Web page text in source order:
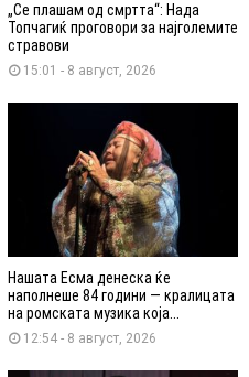
„Се плашам од смртта“: Нада
Топчагиќ проговори за најголемите
стравови
15:01 - 8 август, 2026
Нашата Есма денеска ќе
наполнеше 84 години — кралицата
на ромската музика која...
12:54 - 8 август, 2026